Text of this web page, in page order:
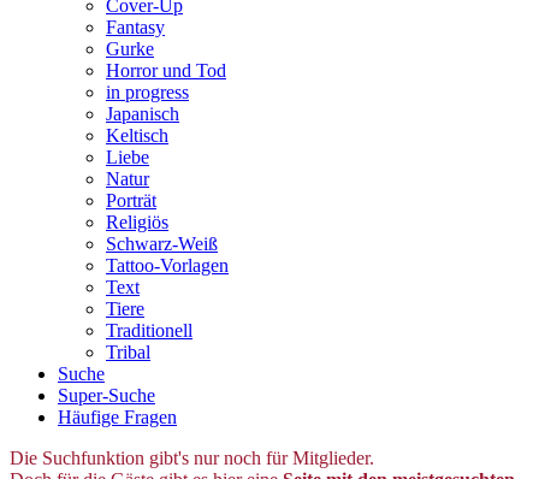
Cover-Up
Fantasy
Gurke
Horror und Tod
in progress
Japanisch
Keltisch
Liebe
Natur
Porträt
Religiös
Schwarz-Weiß
Tattoo-Vorlagen
Text
Tiere
Traditionell
Tribal
Suche
Super-Suche
Häufige Fragen
Die Suchfunktion gibt's nur noch für Mitglieder.